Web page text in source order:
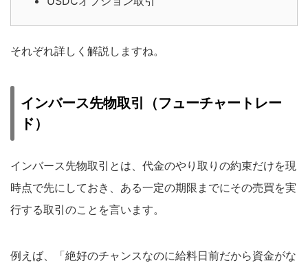
それぞれ詳しく解説しますね。
インバース先物取引（フューチャートレー
ド）
インバース先物取引とは、代金のやり取りの約束だけを現
時点で先にしておき、ある一定の期限までにその売買を実
行する取引のことを言います。
例えば、「絶好のチャンスなのに給料日前だから資金がな